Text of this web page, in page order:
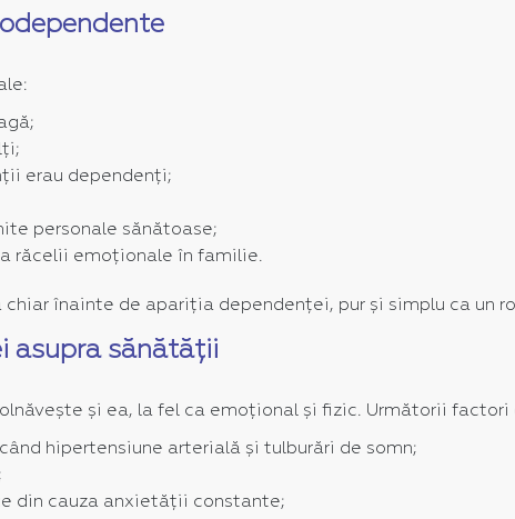
erau dependenți;
personale sănătoase;
răcelii emoționale în familie.
înainte de apariția dependenței, pur și simplu ca un
asupra sănătății
și ea, la fel ca emoțional și fizic. Următorii factori
hipertensiune arterială și tulburări de somn;
din cauza anxietății constante;